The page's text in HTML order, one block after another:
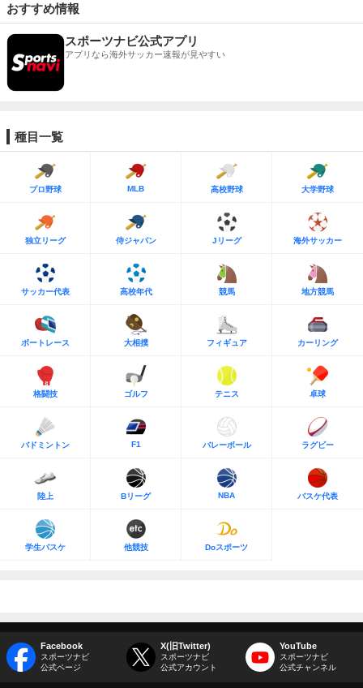
おすすめ情報
スポーツナビ公式アプリ
アプリなら海外サッカー速報が見やすい
種目一覧
プロ野球 MLB 高校野球 大学野球
独立リーグ 侍ジャパン Jリーグ 海外サッカー
サッカー代表 高校年代 競馬 地方競馬
ボートレース 大相撲 フィギュア カーリング
格闘技 ゴルフ テニス 卓球
バドミントン F1 バレーボール ラグビー
陸上 Bリーグ NBA バスケ代表
学生バスケ 他競技 Doスポーツ
Facebook
スポーツナビ
公式ページ
X(旧Twitter)
スポーツナビ
公式アカウント
YouTube
スポーツナビ
公式チャンネル